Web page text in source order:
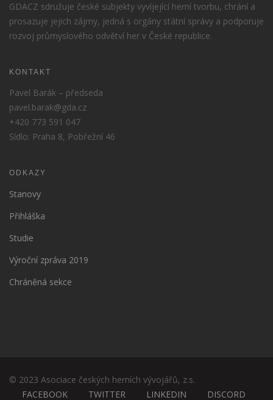
GDACZ sdružuje české subjekty vyvíjející herní tvorbu, chrání a
prosazuje jejich zájmy, jedná s orgány státní správy a podporuje
rozvoj průmyslového odvětví her v České republice.
KONTAKT
Pavel Barák – předseda
pavel.barak@gda.cz
+420 773 591 047
Sídlo: Praha 8, Pobřežní 46
ODKAZY
Stanovy
Přihláška
Studie
Výroční zpráva 2019
Chráněná sekce
© 2023 Asociace českých herních vývojářů, z.s.
FACEBOOK
TWITTER LINKEDIN DISCORD